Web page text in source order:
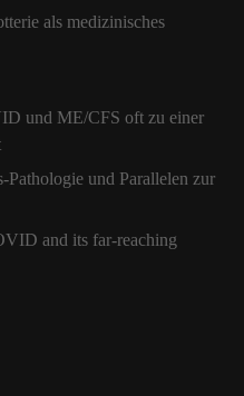
als medizinisches
und ME/CFS oft zu einer
und Parallelen zur
and its far-reaching